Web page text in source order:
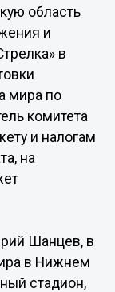
область
и
в
мира по
комитета
и налогам
на
Шанцев, в
в Нижнем
стадион,